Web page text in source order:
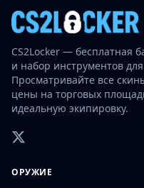
CS2Locker — бесплатная
и набор инструментов
Просматривайте все
цены на торговых
идеальную экипировку.
ОРУЖИЕ